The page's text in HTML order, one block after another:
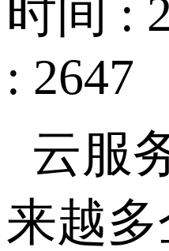
时间 :
: 2647
云服
来越